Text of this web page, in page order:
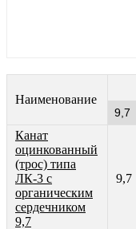
Наименование
Канат
оцинкованный
(трос) типа
ЛК-3 с
органическим
сердечником
9,7
9,7